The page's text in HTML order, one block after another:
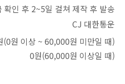
확인 후 2~5일 걸쳐 제작 후 발송
CJ 대한통운
(0원 이상 ~ 60,000원 미만일 때)
0원(60,000원 이상일 때)